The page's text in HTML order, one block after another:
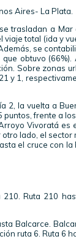
Aires- La Plata.
trasladan a
total (ida y
se
obtuvo
Sobre zonas
y 1,
2, la vuelta a
frente a
Vivoratá es
lado, el sector
el cruce con
Ruta 210
Balcarce.
ruta 6. Ruta 6